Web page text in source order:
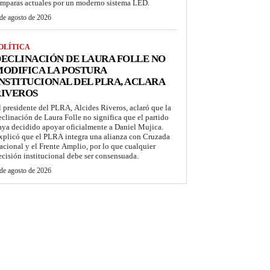
actuales por un moderno sistema LED.
agosto de 2026
DE LAURA FOLLE NO
LA POSTURA
DEL PLRA, ACLARA
presidente del PLRA, Alcides Riveros, aclaró que la
de Laura Folle no significa que el partido
decidido apoyar oficialmente a Daniel Mujica.
que el PLRA integra una alianza con Cruzada
y el Frente Amplio, por lo que cualquier
institucional debe ser consensuada.
agosto de 2026